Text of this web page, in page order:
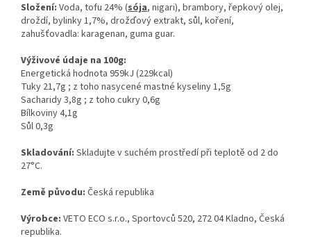
Složení: Voda, tofu 24% (sója, nigari), brambory, řepkový olej,
droždí, bylinky 1,7%, drožďový extrakt, sůl, koření,
zahušťovadla: karagenan, guma guar.
Výživové údaje na 100g:
Energetická hodnota 959kJ (229kcal)
Tuky 21,7g ; z toho nasycené mastné kyseliny 1,5g
Sacharidy 3,8g ; z toho cukry 0,6g
Bílkoviny 4,1g
Sůl 0,3g
Skladování: Skladujte v suchém prostředí při teplotě od 2 do
27°C.
Země původu: Česká republika
Výrobce: VETO ECO s.r.o., Sportovců 520, 272 04 Kladno, Česká
republika.